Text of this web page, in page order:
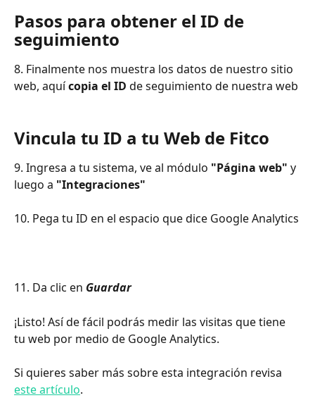
Pasos para obtener el ID de
seguimiento
8. Finalmente nos muestra los datos de nuestro sitio
web, aquí copia el ID de seguimiento de nuestra web
Vincula tu ID a tu Web de Fitco
9. Ingresa a tu sistema, ve al módulo "Página web" y
luego a "Integraciones"
10. Pega tu ID en el espacio que dice Google Analytics
11. Da clic en Guardar
¡Listo! Así de fácil podrás medir las visitas que tiene
tu web por medio de Google Analytics.
Si quieres saber más sobre esta integración revisa
este artículo.